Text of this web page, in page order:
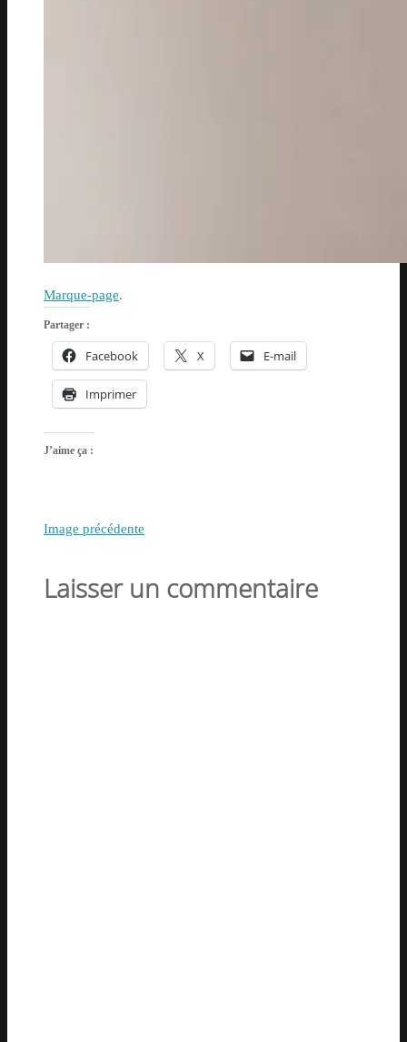
Marque-page.
Partager :
Facebook X E-mail
Imprimer
J’aime ça :
Image précédente
Laisser un commentaire